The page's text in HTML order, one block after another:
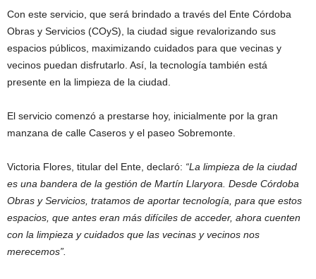
Con este servicio, que será brindado a través del Ente Córdoba
Obras y Servicios (COyS), la ciudad sigue revalorizando sus
espacios públicos, maximizando cuidados para que vecinas y
vecinos puedan disfrutarlo. Así, la tecnología también está
presente en la limpieza de la ciudad.
El servicio comenzó a prestarse hoy, inicialmente por la gran
manzana de calle Caseros y el paseo Sobremonte.
Victoria Flores, titular del Ente, declaró: “La limpieza de la ciudad
es una bandera de la gestión de Martín Llaryora. Desde Córdoba
Obras y Servicios, tratamos de aportar tecnología, para que estos
espacios, que antes eran más difíciles de acceder, ahora cuenten
con la limpieza y cuidados que las vecinas y vecinos nos
merecemos”.